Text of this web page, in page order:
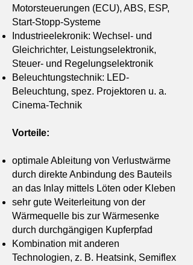
Motorsteuerungen (ECU), ABS, ESP,
Start-Stopp-Systeme
Industrieelekronik: Wechsel- und
Gleichrichter, Leistungselektronik,
Steuer- und Regelungselektronik
Beleuchtungstechnik: LED-
Beleuchtung, spez. Projektoren u. a.
Cinema-Technik
Vorteile:
optimale Ableitung von Verlustwärme
durch direkte Anbindung des Bauteils
an das Inlay mittels Löten oder Kleben
sehr gute Weiterleitung von der
Wärmequelle bis zur Wärmesenke
durch durchgängigen Kupferpfad
Kombination mit anderen
Technologien, z. B. Heatsink, Semiflex